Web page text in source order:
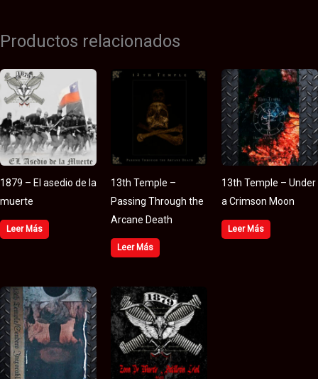
Productos relacionados
1879 – El asedio de la
muerte
Leer Más
13th Temple –
Passing Through the
Arcane Death
Leer Más
13th Temple – Under
a Crimson Moon
Leer Más